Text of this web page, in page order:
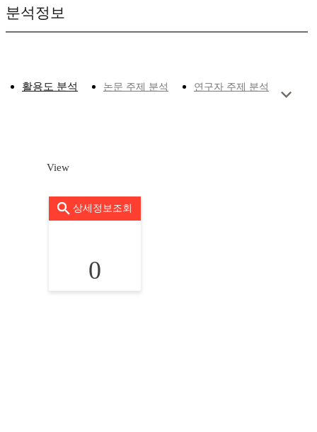
분석정보
활용도 분석 논문 주제 분석 연구자 주제 분석
View
상세정보조회
0